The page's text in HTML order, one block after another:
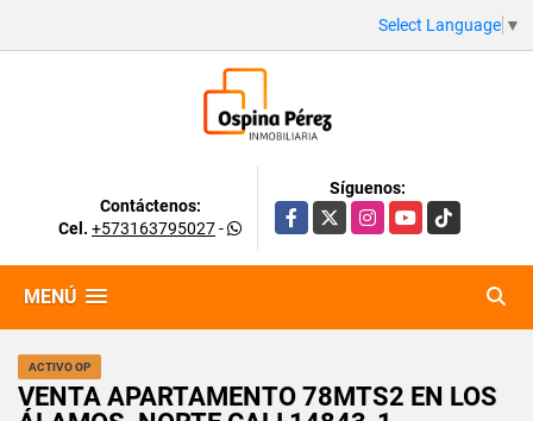
Select Language ▼
Contáctenos:
Cel. +573163795027-
Síguenos:
Facebook
X InstagramYouTubeTikTok
MENÚ
ACTIVO OP
VENTA APARTAMENTO 78MTS2 EN LOS